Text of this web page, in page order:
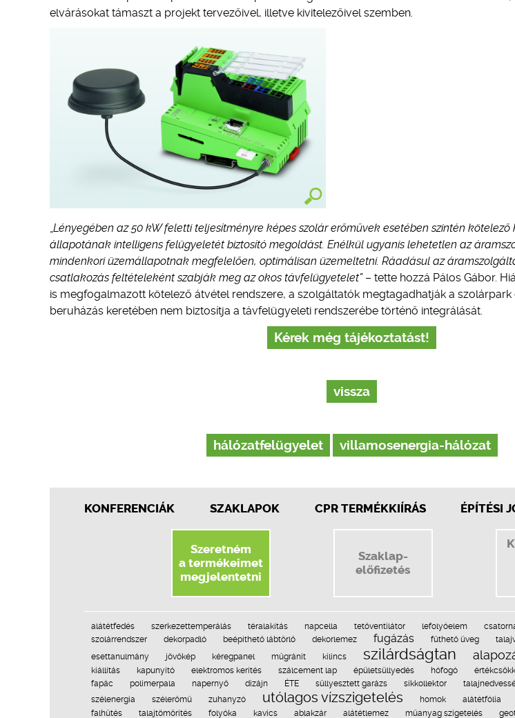
elvárásokat támaszt a projekt tervezőivel, illetve kivitelezőivel szemben.
„Lényegében az 50 kW feletti teljesítményre képes szolár erőművek esetében szintén
állapotának intelligens felügyeletét biztosító megoldást. Enélkül ugyanis lehetetlen az
mindenkori üzemállapotnak megfelelően, optimálisan üzemeltetni. Ráadásul az
csatlakozás feltételeként szabják meg az okos távfelügyetelet” – tette hozzá Pálos Gábor.
is megfogalmazott kötelező átvétel rendszere, a szolgáltatók megtagadhatják a szolárpark
beruházás keretében nem biztosítja a távfelügyeleti rendszerébe történő integrálását.
Kérek még tájékoztatást!
vissza
hálózatfelügyelet villamosenergia-hálózat
KONFERENCIÁK SZAKLAPOK CPR TERMÉKKIÍRÁS ÉPÍTÉSI
Szeretném
a termékeimet
megjelentetni
Szaklap-
előfizetés
alátétfedés szerkezettemperálás téralakítás napcella tetőventilátor lefolyóelem
szolárrendszer
dekorpadló beépíthető lábtörlő dekorlemez fugázás fűthető üveg
esettanulmány
jövőkép kéregpanel műgránit kilincs szilárdságtan
kiállítás
kapunyitó elektromos kerítés szálcement lap épületsüllyedés hófogó
fapác
polimerpala napernyő dizájn ÉTE süllyesztett garázs síkkollektor
szélenergia
szélerőmű zuhanyzó utólagos vízszigetelés homok alátétfólia
falhűtés
talajtömörítés folyóka kavics ablakzár alátétlemez műanyag szigetelés